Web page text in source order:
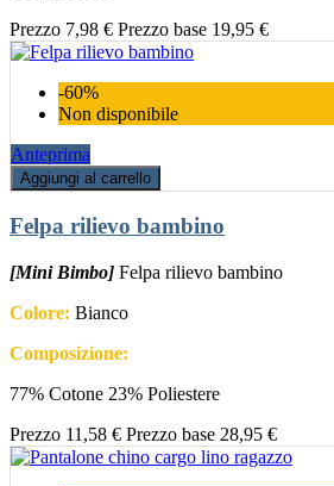
Prezzo 7,98 € Prezzo base 19,95 €
-60%
Non disponibile
Anteprima
Aggiungi al carrello
Felpa rilievo bambino
[Mini Bimbo] Felpa rilievo bambino
Colore: Bianco
Composizione:
77% Cotone 23% Poliestere
Prezzo 11,58 € Prezzo base 28,95 €